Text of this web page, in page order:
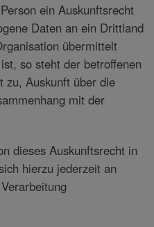
ein Auskunftsrecht
Daten an ein Drittland
übermittelt
so steht der betroffenen
zu, Auskunft über die
mit der
dieses Auskunftsrecht in
hierzu jederzeit an